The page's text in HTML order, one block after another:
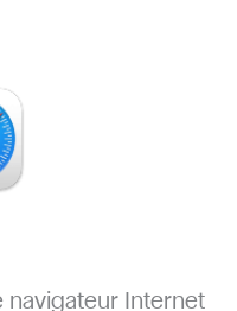
navigateur Internet